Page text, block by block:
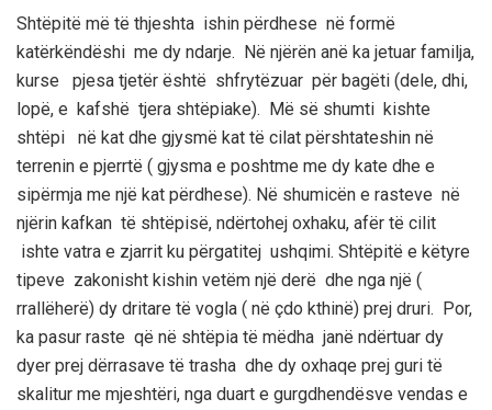
Shtëpitë më të thjeshta ishin përdhese në formë
katërkëndëshi me dy ndarje. Në njërën anë ka jetuar familja,
kurse pjesa tjetër është shfrytëzuar për bagëti (dele, dhi,
lopë, e kafshë tjera shtëpiake). Më së shumti kishte
shtëpi në kat dhe gjysmë kat të cilat përshtateshin në
terrenin e pjerrtë ( gjysma e poshtme me dy kate dhe e
sipërmja me një kat përdhese). Në shumicën e rasteve në
njërin kafkan të shtëpisë, ndërtohej oxhaku, afër të cilit
ishte vatra e zjarrit ku përgatitej ushqimi. Shtëpitë e këtyre
tipeve zakonisht kishin vetëm një derë dhe nga një (
rrallëherë) dy dritare të vogla ( në çdo kthinë) prej druri. Por,
ka pasur raste që në shtëpia të mëdha janë ndërtuar dy
dyer prej dërrasave të trasha dhe dy oxhaqe prej guri të
skalitur me mjeshtëri, nga duart e gurgdhendësve vendas e